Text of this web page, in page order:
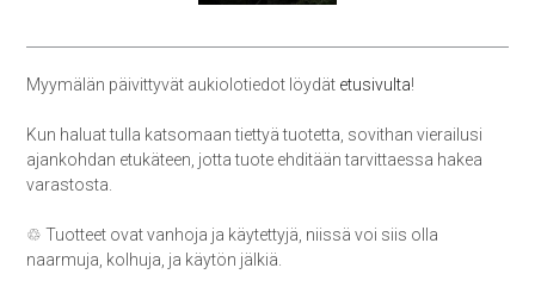
Myymälän päivittyvät aukiolotiedot löydät etusivulta!
Kun haluat tulla katsomaan tiettyä tuotetta, sovithan vierailusi
ajankohdan etukäteen, jotta tuote ehditään tarvittaessa hakea
varastosta.
♲ Tuotteet ovat vanhoja ja käytettyjä, niissä voi siis olla
naarmuja, kolhuja, ja käytön jälkiä.